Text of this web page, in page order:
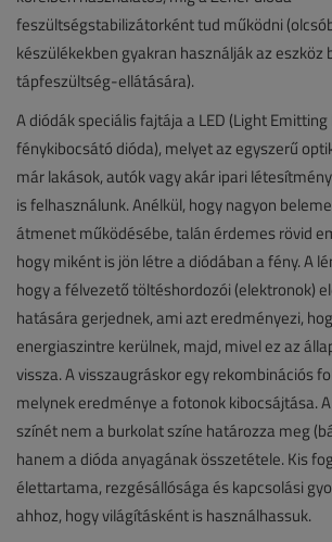
feszültségstabilizátorként tud működni
készülékekben gyakran használják az eszköz
tápfeszültség-ellátására).
A diódák speciális fajtája a LED (Light Emitting
fénykibocsátó dióda), melyet az egyszerű
már lakások, autók vagy akár ipari
is felhasználunk. Anélkül, hogy nagyon
átmenet működésébe, talán érdemes rövid
hogy miként is jön létre a diódában a fény. A
hogy a félvezető töltéshordozói (elektronok)
hatására gerjednek, ami azt eredményezi,
energiaszintre kerülnek, majd, mivel ez az
vissza. A visszaugráskor egy rekombinációs
melynek eredménye a fotonok kibocsájtása.
színét nem a burkolat színe határozza meg
hanem a dióda anyagának összetétele. Kis
élettartama, rezgésállósága és kapcsolási
ahhoz, hogy világításként is használhassuk.